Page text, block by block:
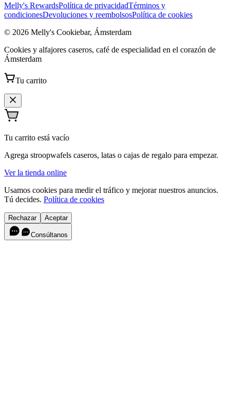
Melly's RewardsPolítica de privacidadTérminos y
condicionesDevoluciones y reembolsosPolítica de cookies
© 2026 Melly's Cookiebar, Ámsterdam
Cookies y alfajores caseros, café de especialidad en el corazón de
Ámsterdam
Tu carrito
Tu carrito está vacío
Agrega stroopwafels caseros, latas o cajas de regalo para empezar.
Ver la tienda online
Usamos cookies para medir el tráfico y mejorar nuestros anuncios.
Tú decides. Política de cookies
Rechazar Aceptar
Consúltanos